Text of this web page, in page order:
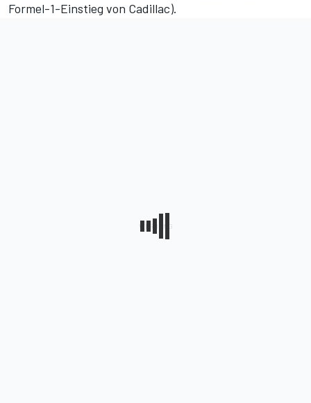
Formel-1-Einstieg von Cadillac).